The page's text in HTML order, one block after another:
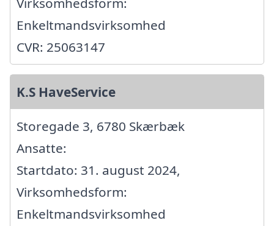
Enkeltmandsvirksomhed
CVR: 25063147
K.S HaveService
Storegade 3, 6780 Skærbæk
Ansatte:
Startdato: 31. august 2024,
Virksomhedsform:
Enkeltmandsvirksomhed